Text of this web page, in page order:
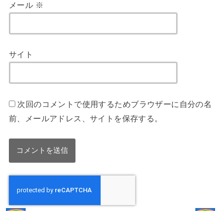
メール ※
サイト
次回のコメントで使用するためブラウザーに自分の名
前、メールアドレス、サイトを保存する。